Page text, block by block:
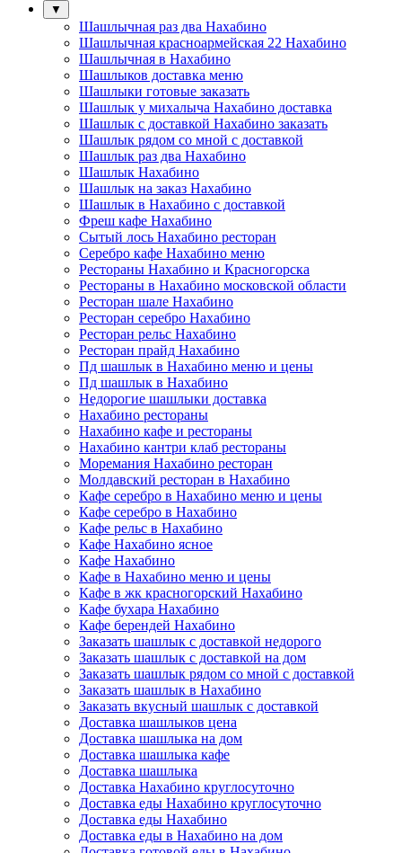
▼
Шашлычная раз два Нахабино
Шашлычная красноармейская 22 Нахабино
Шашлычная в Нахабино
Шашлыков доставка меню
Шашлыки готовые заказать
Шашлык у михалыча Нахабино доставка
Шашлык с доставкой Нахабино заказать
Шашлык рядом со мной с доставкой
Шашлык раз два Нахабино
Шашлык Нахабино
Шашлык на заказ Нахабино
Шашлык в Нахабино с доставкой
Фреш кафе Нахабино
Сытый лось Нахабино ресторан
Серебро кафе Нахабино меню
Рестораны Нахабино и Красногорска
Рестораны в Нахабино московской области
Ресторан шале Нахабино
Ресторан серебро Нахабино
Ресторан рельс Нахабино
Ресторан прайд Нахабино
Пд шашлык в Нахабино меню и цены
Пд шашлык в Нахабино
Недорогие шашлыки доставка
Нахабино рестораны
Нахабино кафе и рестораны
Нахабино кантри клаб рестораны
Моремания Нахабино ресторан
Молдавский ресторан в Нахабино
Кафе серебро в Нахабино меню и цены
Кафе серебро в Нахабино
Кафе рельс в Нахабино
Кафе Нахабино ясное
Кафе Нахабино
Кафе в Нахабино меню и цены
Кафе в жк красногорский Нахабино
Кафе бухара Нахабино
Кафе берендей Нахабино
Заказать шашлык с доставкой недорого
Заказать шашлык с доставкой на дом
Заказать шашлык рядом со мной с доставкой
Заказать шашлык в Нахабино
Заказать вкусный шашлык с доставкой
Доставка шашлыков цена
Доставка шашлыка на дом
Доставка шашлыка кафе
Доставка шашлыка
Доставка Нахабино круглосуточно
Доставка еды Нахабино круглосуточно
Доставка еды Нахабино
Доставка еды в Нахабино на дом